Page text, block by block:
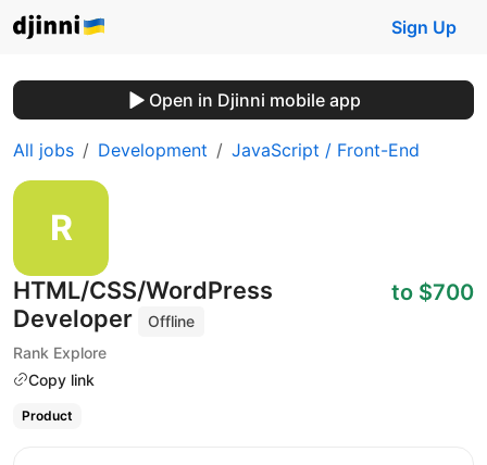
Sign Up
Open in Djinni mobile app
All jobs Development JavaScript / Front-End
HTML/CSS/WordPress
Developer
Offline
Rank Explore
Copy link
to $700
Product